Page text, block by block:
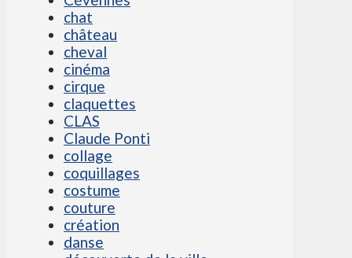
chat
château
cheval
cinéma
cirque
claquettes
CLAS
Claude Ponti
collage
coquillages
costume
couture
création
danse